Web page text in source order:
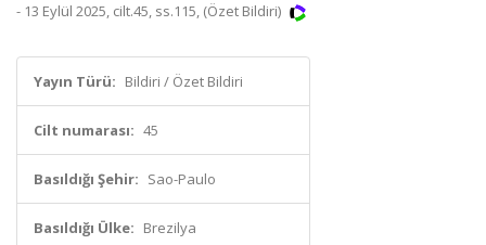
- 13 Eylül 2025, cilt.45, ss.115, (Özet Bildiri)
Yayın Türü: Bildiri / Özet Bildiri
Cilt numarası: 45
Basıldığı Şehir: Sao-Paulo
Basıldığı Ülke: Brezilya